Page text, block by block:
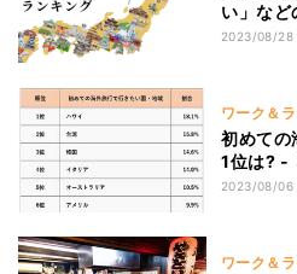
い」など
2023/08/28
ワーク＆
初めての
1位は? -
2023/08/06
ワーク＆